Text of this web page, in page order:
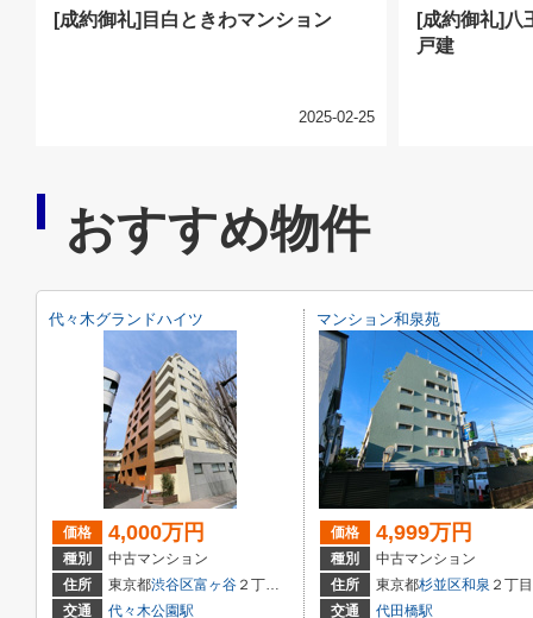
[成約御礼]目白ときわマンション
2025-02-25
[成約御礼]八
戸建
おすすめ物件
代々木グランドハイツ
価格 4,000万円
種別
中古マンション
住所
東京都渋谷区富ヶ谷 ２丁目14-4
交通
代々木公園駅
マンション和泉苑
価格 4,999万円
種別
中古マンション
住所
東京都杉並区和泉 ２丁目５－44
交通
代田橋駅